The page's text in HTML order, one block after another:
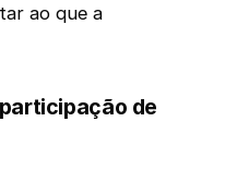
ao que a
de